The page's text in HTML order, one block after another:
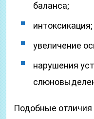
баланса;
интоксикация;
увеличение
нарушения
Подобные отличия